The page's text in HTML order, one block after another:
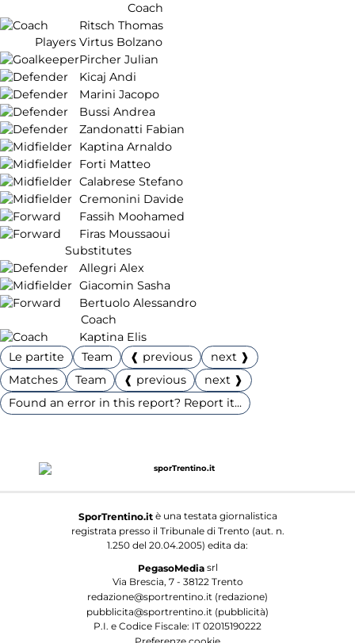
Coach
Ritsch Thomas
Players Virtus Bolzano
Pircher Julian
Kicaj Andi
Marini Jacopo
Bussi Andrea
Zandonatti Fabian
Kaptina Arnaldo
Forti Matteo
Calabrese Stefano
Cremonini Davide
Fassih Moohamed
Firas Moussaoui
Substitutes
Allegri Alex
Giacomin Sasha
Bertuolo Alessandro
Coach
Kaptina Elis
Le partite
Team ❰ previous
next ❱
Matches
Team ❰ previous
next ❱
Found an error in this report? Report it...
SporTrentino.itè una testata giornalistica
registrata presso il Tribunale di Trento (aut. n.
1.250 del 20.04.2005) edita da:
PegasoMediasrl
Via Brescia, 7 - 38122 Trento
redazione@sportrentino.it (redazione)
pubblicita@sportrentino.it (pubblicità)
P.I. e Codice Fiscale: IT 02015190222